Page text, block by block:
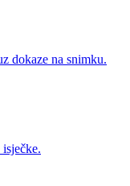
dokaze na snimku.